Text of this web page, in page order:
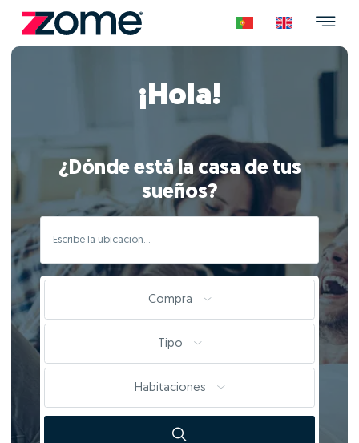
¡Hola!
¿Dónde está la casa de tus
sueños?
Compra
Tipo
Habitaciones